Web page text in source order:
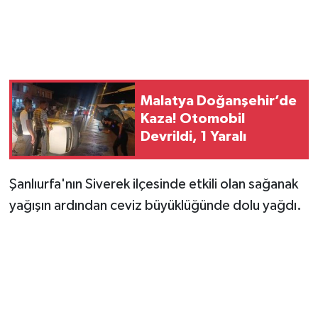
Malatya Doğanşehir’de
Kaza! Otomobil
Devrildi, 1 Yaralı
Şanlıurfa'nın Siverek ilçesinde etkili olan sağanak
yağışın ardından ceviz büyüklüğünde dolu yağdı.